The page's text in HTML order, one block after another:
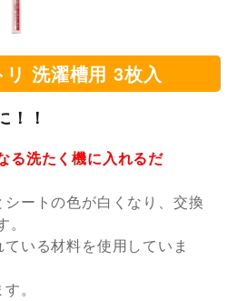
洗濯槽用 3枚入
！！
る洗たく機に入れるだ
ートの色が白くなり、交換
いる材料を使用していま
。